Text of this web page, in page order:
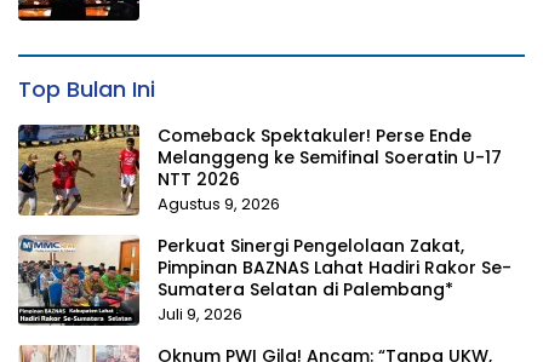
Top Bulan Ini
Comeback Spektakuler! Perse Ende
Melanggeng ke Semifinal Soeratin U-17
NTT 2026
Agustus 9, 2026
Perkuat Sinergi Pengelolaan Zakat,
Pimpinan BAZNAS Lahat Hadiri Rakor Se-
Sumatera Selatan di Palembang*
Juli 9, 2026
Oknum PWI Gila! Ancam: “Tanpa UKW,